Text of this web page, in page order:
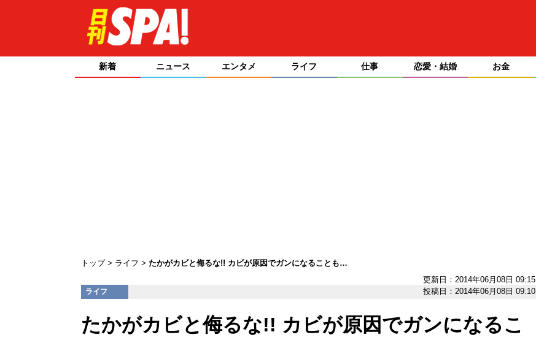
新着 ニュース エンタメ ライフ 仕事 恋愛・結婚 お金
トップ ライフ
たかがカビと侮るな!! カビが原因でガンになることも…
更新日：2014年06月08日 09:15
ライフ 投稿日：2014年06月08日 09:10
たかがカビと侮るな!! カビが原因でガンになるこ